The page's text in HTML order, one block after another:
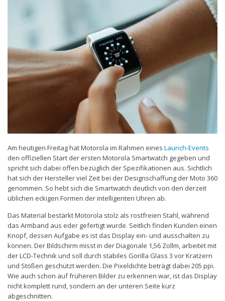
Prepaid-Tarife
Datentarife
Flatrate-Prepaidtarife
Mobilfunk-Vergleichsrechner
Flatrate-Datentarife
Am heutigen Freitag hat Motorola im Rahmen eines Launch-Events
den offiziellen Start der ersten Motorola Smartwatch gegeben und
spricht sich dabei offen bezüglich der Spezifikationen aus. Sichtlich
hat sich der Hersteller viel Zeit bei der Designschaffung der Moto 360
genommen. So hebt sich die Smartwatch deutlich von den derzeit
üblichen eckigen Formen der intelligenten Uhren ab.
Das Material bestärkt Motorola stolz als rostfreien Stahl, während
das Armband aus eder gefertigt wurde. Seitlich finden Kunden einen
Knopf, dessen Aufgabe es ist das Display ein- und ausschalten zu
können. Der Bildschirm misst in der Diagonale 1,56 Zollm, arbeitet mit
der LCD-Technik und soll durch stabiles Gorilla Glass 3 vor Kratzern
und Stößen geschützt werden. Die Pixeldichte beträgt dabei 205 ppi.
Wie auch schon auf früheren Bilder zu erkennen war, ist das Display
nicht komplett rund, sondern an der unteren Seite kurz
abgeschnitten.